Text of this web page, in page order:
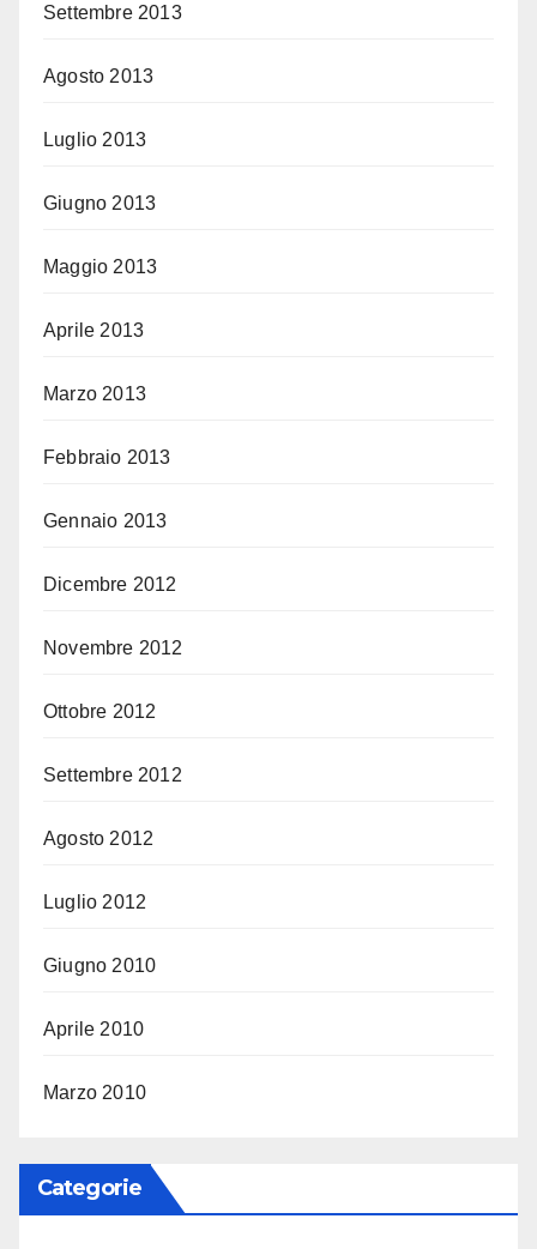
Settembre 2013
Agosto 2013
Luglio 2013
Giugno 2013
Maggio 2013
Aprile 2013
Marzo 2013
Febbraio 2013
Gennaio 2013
Dicembre 2012
Novembre 2012
Ottobre 2012
Settembre 2012
Agosto 2012
Luglio 2012
Giugno 2010
Aprile 2010
Marzo 2010
Categorie